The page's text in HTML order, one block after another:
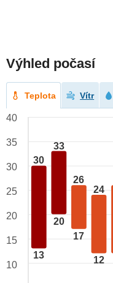
Výhled počasí
Teplota Vítr
30
13
33
20
26
17
24
12
40
35
30
25
20
15
10